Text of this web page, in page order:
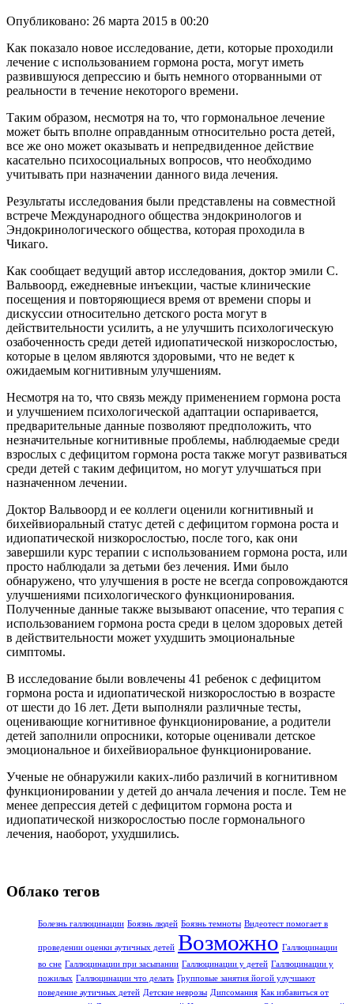
Опубликовано: 26 марта 2015 в 00:20
Как показало новое исследование, дети, которые проходили
лечение с использованием гормона роста, могут иметь
развившуюся депрессию и быть немного оторванными от
реальности в течение некоторого времени.
Таким образом, несмотря на то, что гормональное лечение
может быть вполне оправданным относительно роста детей,
все же оно может оказывать и непредвиденное действие
касательно психосоциальных вопросов, что необходимо
учитывать при назначении данного вида лечения.
Результаты исследования были представлены на совместной
встрече Международного общества эндокринологов и
Эндокринологического общества, которая проходила в
Чикаго.
Как сообщает ведущий автор исследования, доктор эмили С.
Вальвоорд, ежедневные инъекции, частые клинические
посещения и повторяющиеся время от времени споры и
дискуссии относительно детского роста могут в
действительности усилить, а не улучшить психологическую
озабоченность среди детей идиопатической низкорослостью,
которые в целом являются здоровыми, что не ведет к
ожидаемым когнитивным улучшениям.
Несмотря на то, что связь между применением гормона роста
и улучшением психологической адаптации оспаривается,
предварительные данные позволяют предположить, что
незначительные когнитивные проблемы, наблюдаемые среди
взрослых с дефицитом гормона роста также могут развиваться
среди детей с таким дефицитом, но могут улучшаться при
назначенном лечении.
Доктор Вальвоорд и ее коллеги оценили когнитивный и
бихейвиоральный статус детей с дефицитом гормона роста и
идиопатической низкорослостью, после того, как они
завершили курс терапии с использованием гормона роста, или
просто наблюдали за детьми без лечения. Ими было
обнаружено, что улучшения в росте не всегда сопровождаются
улучшениями психологического функционирования.
Полученные данные также вызывают опасение, что терапия с
использованием гормона роста среди в целом здоровых детей
в действительности может ухудшить эмоциональные
симптомы.
В исследование были вовлечены 41 ребенок с дефицитом
гормона роста и идиопатической низкорослостью в возрасте
от шести до 16 лет. Дети выполняли различные тесты,
оценивающие когнитивное функционирование, а родители
детей заполнили опросники, которые оценивали детское
эмоциональное и бихейвиоральное функционирование.
Ученые не обнаружили каких-либо различий в когнитивном
функционировании у детей до анчала лечения и после. Тем не
менее депрессия детей с дефицитом гормона роста и
идиопатической низкорослостью после гормонального
лечения, наоборот, ухудшились.
Облако тегов
Болезнь галлюцинации Боязнь людей Боязнь темноты Видеотест помогает в
проведении оценки аутичных детей Возможно Галлюцинации
во сне Галлюцинации при засыпании Галлюцинации у детей Галлюцинации у
пожилых Галлюцинации что делать Групповые занятия йогой улучшают
поведение аутичных детей Детские неврозы Дипсомания Как избавиться от